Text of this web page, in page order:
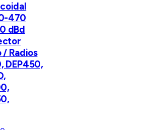
470
dBd
/ Radios
DEP450,